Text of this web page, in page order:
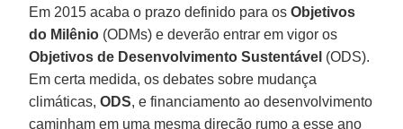
Em 2015 acaba o prazo definido para osObjetivos
do Milênio (ODMs) e deverão entrar em vigor os
Objetivos de Desenvolvimento Sustentável (ODS).
Em certa medida, os debates sobre mudança
climáticas,ODS, e financiamento ao desenvolvimento
caminham em uma mesma direção rumo a esse ano